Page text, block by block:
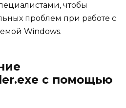
чтобы
проблем при работе с
Windows.
с помощью